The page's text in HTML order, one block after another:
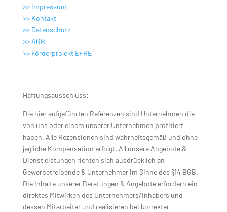
>> Impressum
>> Kontakt
>> Datenschutz
>> AGB
>> Förderprojekt EFRE
Haftungsausschluss:
Die hier aufgeführten Referenzen sind Unternehmen die
von uns oder einem unserer Unternehmen profitiert
haben. Alle Rezensionen sind wahrheitsgemäß und ohne
jegliche Kompensation erfolgt. All unsere Angebote &
Dienstleistungen richten sich ausdrücklich an
Gewerbetreibende & Unternehmer im Sinne des §14 BGB.
Die Inhalte unserer Beratungen & Angebote erfordern ein
direktes Mitwirken des Unternehmers/Inhabers und
dessen Mitarbeiter und realisieren bei korrekter